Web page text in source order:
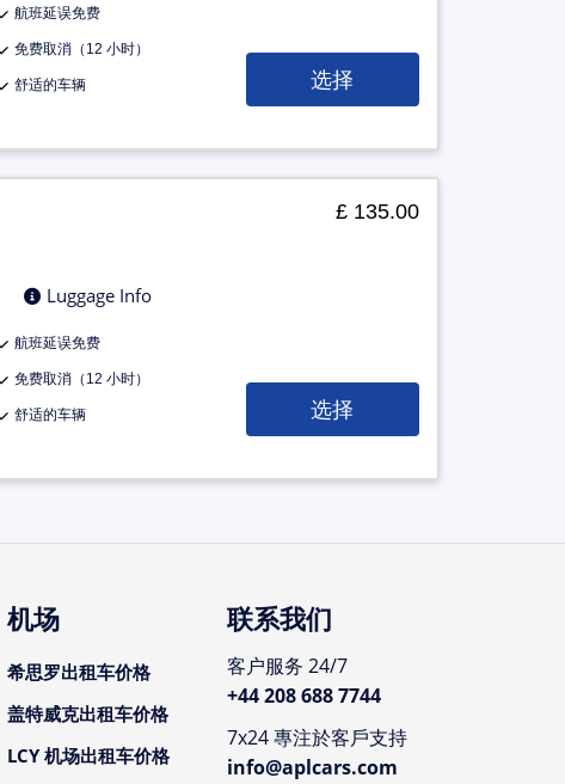
航班延误免费
免费取消（12 小时）
舒适的车辆 选择
Luggage Info
航班延误免费
免费取消（12 小时）
舒适的车辆
£ 135.00
选择
机场
希思罗出租车价格
盖特威克出租车价格
LCY 机场出租车价格
联系我们
客户服务 24/7
+44 208 688 7744
7x24 專注於客戶支持
info@aplcars.com